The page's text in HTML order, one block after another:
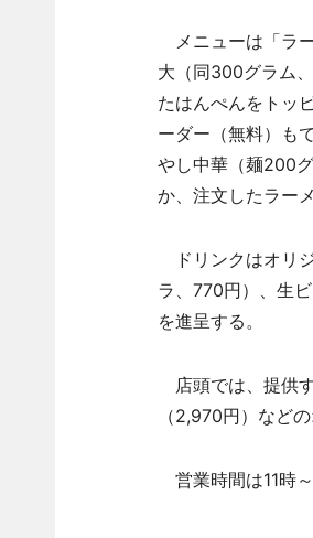
メニューは「ラ
大（同300グラム
たはんぺんをトッ
ーダー（無料）も
やし中華（麺200
か、注文したラー
ドリンクはオリ
ラ、770円）、生
を進呈する。
店頭では、提供
（2,970円）など
営業時間は11時